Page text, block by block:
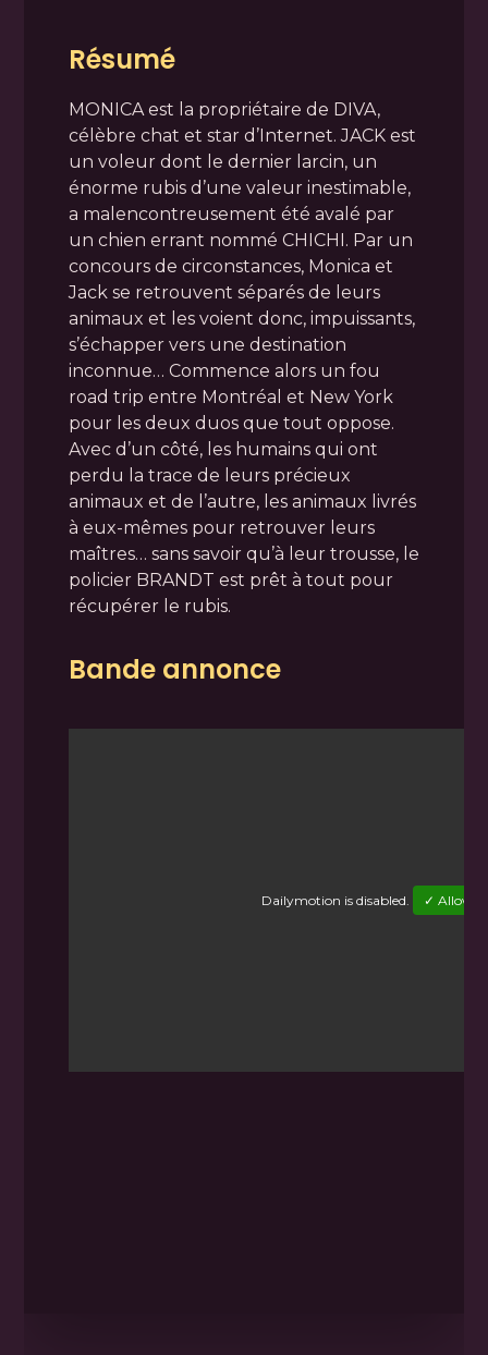
Résumé
MONICA est la propriétaire de DIVA,
célèbre chat et star d’Internet. JACK est
un voleur dont le dernier larcin, un
énorme rubis d’une valeur inestimable,
a malencontreusement été avalé par
un chien errant nommé CHICHI. Par un
concours de circonstances, Monica et
Jack se retrouvent séparés de leurs
animaux et les voient donc, impuissants,
s’échapper vers une destination
inconnue… Commence alors un fou
road trip entre Montréal et New York
pour les deux duos que tout oppose.
Avec d’un côté, les humains qui ont
perdu la trace de leurs précieux
animaux et de l’autre, les animaux livrés
à eux-mêmes pour retrouver leurs
maîtres… sans savoir qu’à leur trousse, le
policier BRANDT est prêt à tout pour
récupérer le rubis.
Bande annonce
Dailymotion is disabled. ✓ Allow